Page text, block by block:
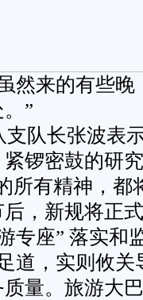
然来的有些
”
支队长张波表
锣密鼓的研
所有精神，都
，新规将正
专座” 落实和
道，实则攸
量。旅游大